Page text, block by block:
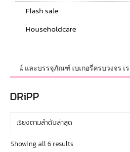
Flash sale
Householdcare
รณ์ และบรรจุภัณฑ์ เบเกอรี่ครบวงจร เ
DRiPP
Showing all 6 results